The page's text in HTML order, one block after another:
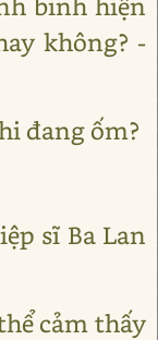
không? -
đang ốm?
sĩ Ba Lan
cảm thấy